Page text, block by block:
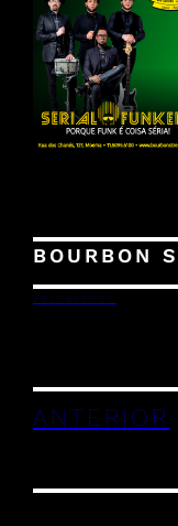
BOURBON
25/08/2023
ANTERIOR